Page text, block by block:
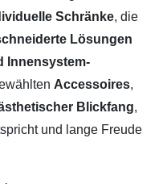
Schränke, die
Lösungen
Innensystem-
Accessoires,
Blickfang,
und lange Freude